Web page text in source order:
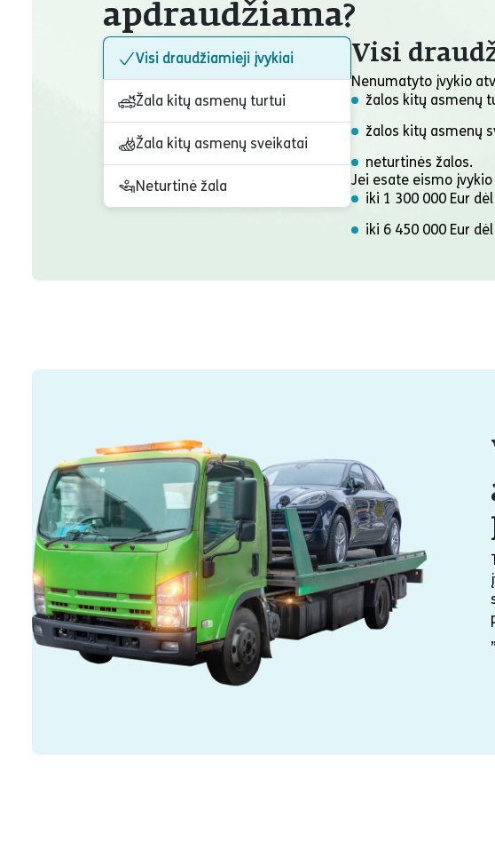
apdraudžiama?
Visi draudžiamieji įvykiai
Žala kitų asmenų turtui
Žala kitų asmenų sveikatai
Neturtinė žala
Visi
Nenumatyto įvykio
žalos kitų asmenų
žalos kitų asmenų
neturtinės žalos.
Jei esate eismo
iki 1 300 000 Eur
iki 6 450 000 Eur